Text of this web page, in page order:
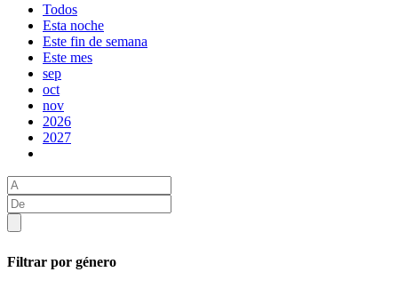
Todos
Esta noche
Este fin de semana
Este mes
sep
oct
nov
2026
2027
Filtrar por género